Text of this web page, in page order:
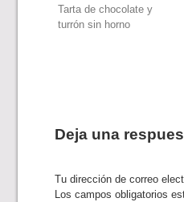
Tarta de chocolate y
turrón sin horno
Deja una
Tu dirección de correo
Los campos obligatorios